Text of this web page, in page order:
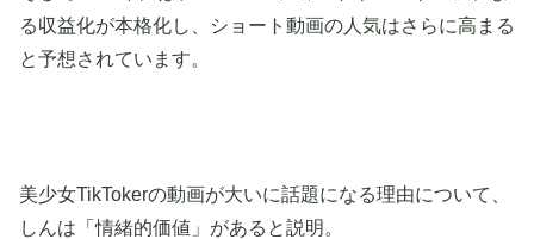
る収益化が本格化し、ショート動画の人気はさらに高まる
と予想されています。
美少女TikTokerの動画が大いに話題になる理由について、
しんは「情緒的価値」があると説明。